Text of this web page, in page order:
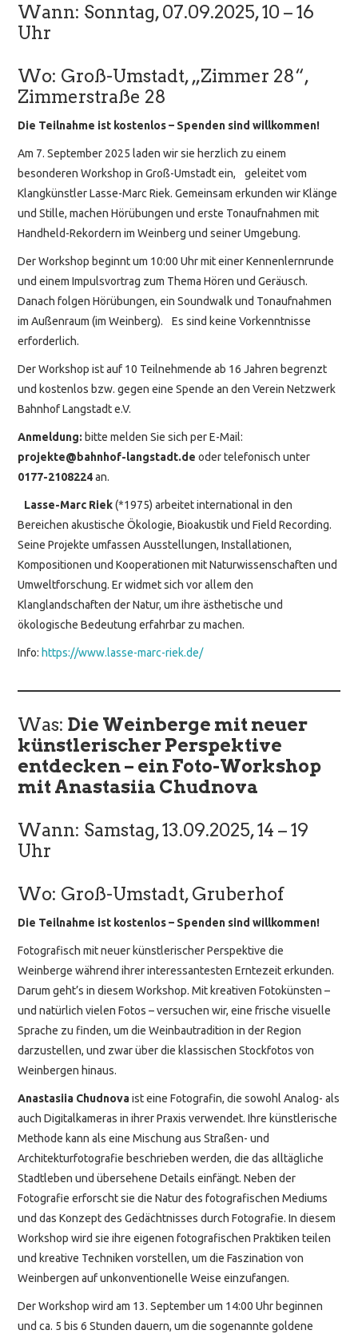
Wann: Sonntag, 07.09.2025, 10 – 16
Uhr
Wo: Groß-Umstadt, „Zimmer 28“,
Zimmerstraße 28
Die Teilnahme ist kostenlos – Spenden sind willkommen!
Am 7. September 2025 laden wir sie herzlich zu einem
besonderen Workshop in Groß-Umstadt ein, geleitet vom
Klangkünstler Lasse-Marc Riek. Gemeinsam erkunden wir Klänge
und Stille, machen Hörübungen und erste Tonaufnahmen mit
Handheld-Rekordern im Weinberg und seiner Umgebung.
Der Workshop beginnt um 10:00 Uhr mit einer Kennenlernrunde
und einem Impulsvortrag zum Thema Hören und Geräusch.
Danach folgen Hörübungen, ein Soundwalk und Tonaufnahmen
im Außenraum (im Weinberg). Es sind keine Vorkenntnisse
erforderlich.
Der Workshop ist auf 10 Teilnehmende ab 16 Jahren begrenzt
und kostenlos bzw. gegen eine Spende an den Verein Netzwerk
Bahnhof Langstadt e.V.
Anmeldung: bitte melden Sie sich per E-Mail:
projekte@bahnhof-langstadt.de oder telefonisch unter
0177-2108224an.
Lasse-Marc Riek(*1975) arbeitet international in den
Bereichen akustische Ökologie, Bioakustik und Field Recording.
Seine Projekte umfassen Ausstellungen, Installationen,
Kompositionen und Kooperationen mit Naturwissenschaften und
Umweltforschung. Er widmet sich vor allem den
Klanglandschaften der Natur, um ihre ästhetische und
ökologische Bedeutung erfahrbar zu machen.
Info: https://www.lasse-marc-riek.de/
Was:Die Weinberge mit neuer
künstlerischer Perspektive
entdecken – ein Foto-Workshop
mit Anastasiia Chudnova
Wann: Samstag, 13.09.2025, 14 – 19
Uhr
Wo: Groß-Umstadt, Gruberhof
Die Teilnahme ist kostenlos – Spenden sind willkommen!
Fotografisch mit neuer künstlerischer Perspektive die
Weinberge während ihrer interessantesten Erntezeit erkunden.
Darum geht’s in diesem Workshop. Mit kreativen Fotokünsten –
und natürlich vielen Fotos – versuchen wir, eine frische visuelle
Sprache zu finden, um die Weinbautradition in der Region
darzustellen, und zwar über die klassischen Stockfotos von
Weinbergen hinaus.
Anastasiia Chudnovaist eine Fotografin, die sowohl Analog- als
auch Digitalkameras in ihrer Praxis verwendet. Ihre künstlerische
Methode kann als eine Mischung aus Straßen- und
Architekturfotografie beschrieben werden, die das alltägliche
Stadtleben und übersehene Details einfängt. Neben der
Fotografie erforscht sie die Natur des fotografischen Mediums
und das Konzept des Gedächtnisses durch Fotografie. In diesem
Workshop wird sie ihre eigenen fotografischen Praktiken teilen
und kreative Techniken vorstellen, um die Faszination von
Weinbergen auf unkonventionelle Weise einzufangen.
Der Workshop wird am 13. September um 14:00 Uhr beginnen
und ca. 5 bis 6 Stunden dauern, um die sogenannte goldene